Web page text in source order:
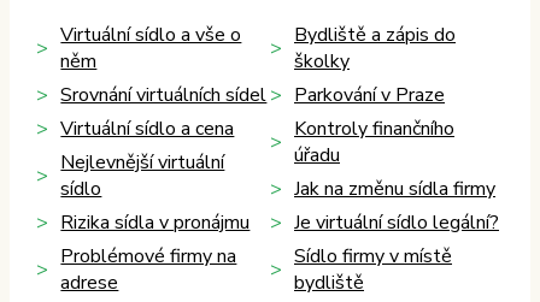
Virtuální sídlo a vše o
něm
Srovnání virtuálních sídel
Virtuální sídlo a cena
Nejlevnější virtuální
sídlo
Rizika sídla v pronájmu
Problémové firmy na
adrese
Bydliště a zápis do
školky
Parkování v Praze
Kontroly finančního
úřadu
Jak na změnu sídla firmy
Je virtuální sídlo legální?
Sídlo firmy v místě
bydliště